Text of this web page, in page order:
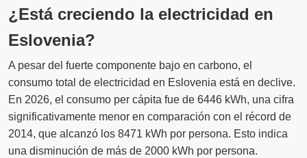
¿Está creciendo la electricidad en
Eslovenia?
A pesar del fuerte componente bajo en carbono, el
consumo total de electricidad en Eslovenia está en declive.
En 2026, el consumo per cápita fue de 6446 kWh, una cifra
significativamente menor en comparación con el récord de
2014, que alcanzó los 8471 kWh por persona. Esto indica
una disminución de más de 2000 kWh por persona.